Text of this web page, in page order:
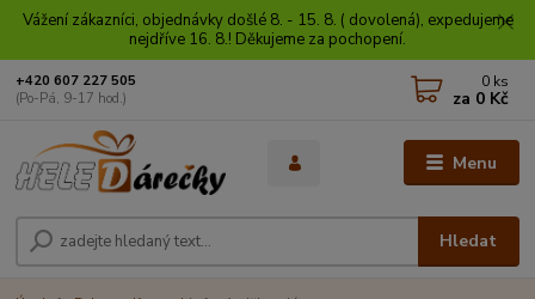
Vážení zákazníci, objednávky došlé 8. - 15. 8. ( dovolená), expedujeme
nejdříve 16. 8.! Děkujeme za pochopení.
Menu
Hledat
+420 607 227 505
(Po-Pá, 9-17 hod.)
0 ks
za 0 Kč